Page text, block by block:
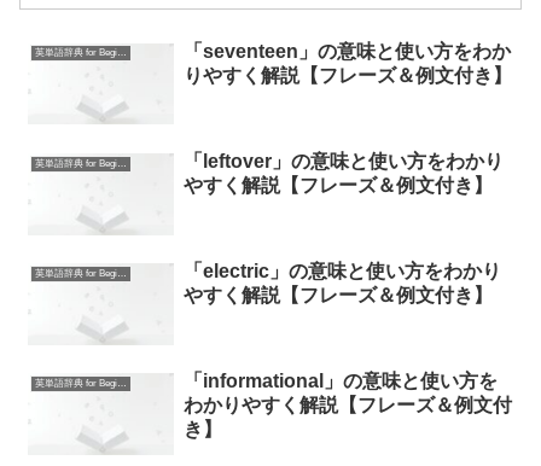
英単語辞典 for Beginners
「seventeen」の意味と使い方をわか
りやすく解説【フレーズ＆例文付き】
英単語辞典 for Beginners
「leftover」の意味と使い方をわかり
やすく解説【フレーズ＆例文付き】
英単語辞典 for Beginners
「electric」の意味と使い方をわかり
やすく解説【フレーズ＆例文付き】
英単語辞典 for Beginners
「informational」の意味と使い方を
わかりやすく解説【フレーズ＆例文付
き】